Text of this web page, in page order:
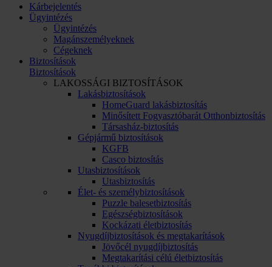
Kárbejelentés
Ügyintézés
Ügyintézés
Magánszemélyeknek
Cégeknek
Biztosítások
Biztosítások
LAKOSSÁGI BIZTOSÍTÁSOK
Lakásbiztosítások
HomeGuard lakásbiztosítás
Minősített Fogyasztóbarát Otthonbiztosítás
Társasház-biztosítás
Gépjármű biztosítások
KGFB
Casco biztosítás
Utasbiztosítások
Utasbiztosítás
Élet- és személybiztosítások
Puzzle balesetbiztosítás
Egészségbiztosítások
Kockázati életbiztosítás
Nyugdíjbiztosítások és megtakarítások
Jövőcél nyugdíjbiztosítás
Megtakarítási célú életbiztosítás